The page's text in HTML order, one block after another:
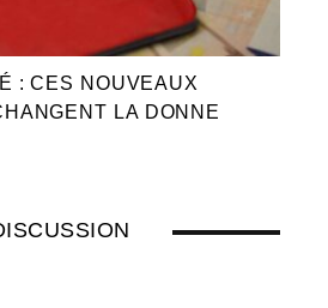
: CES NOUVEAUX
LA DONNE